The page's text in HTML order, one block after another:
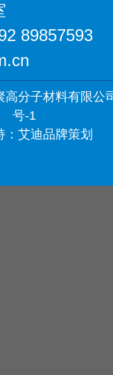
89857593
高分子材料有限
号-1
艾迪品牌策划